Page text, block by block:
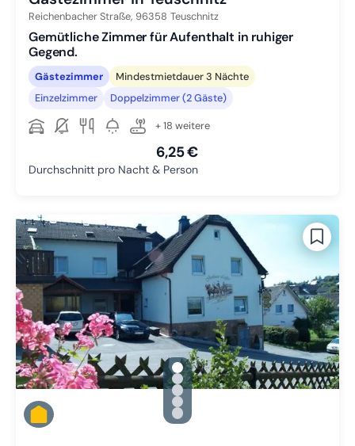
Reichenbacher Straße, 96358 Teuschnitz
Gemütliche Zimmer für Aufenthalt in ruhiger
Gegend.
Gästezimmer
Mindestmietdauer 3 Nächte
Einzelzimmer
Doppelzimmer (2 Gäste)
+ 18 weitere
6,25 €
Durchschnitt pro Nacht & Person
gallery.slide_selector
Zu Slide 1 wechseln
Zu Slide 2 wechseln
Zu Slide 3 wechseln
Zu Slide 4 wechseln
Zu Slide 5 wechseln